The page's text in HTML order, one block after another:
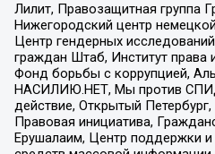
Лилит, Правозащитная группа
Нижегородский центр
Центр гендерных
граждан Штаб, Институт права
Фонд борьбы с коррупцией,
НАСИЛИЮ.НЕТ, Мы против
действие, Открытый
Правовая инициатива,
Ерушалаим, Центр поддержки и